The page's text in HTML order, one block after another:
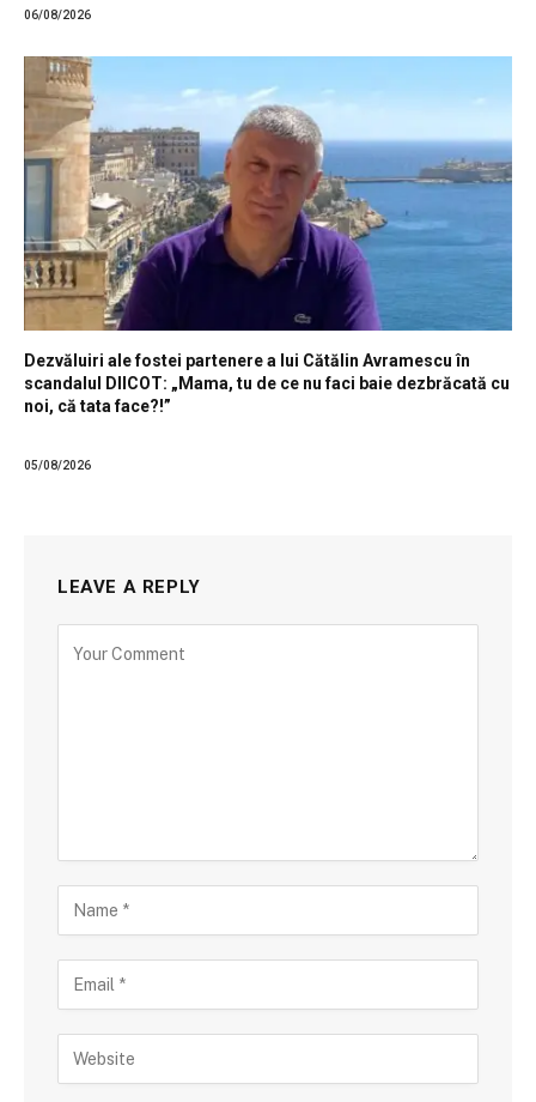
06/08/2026
Dezvăluiri ale fostei partenere a lui Cătălin Avramescu în
scandalul DIICOT: „Mama, tu de ce nu faci baie dezbrăcată cu
noi, că tata face?!”
05/08/2026
LEAVE A REPLY